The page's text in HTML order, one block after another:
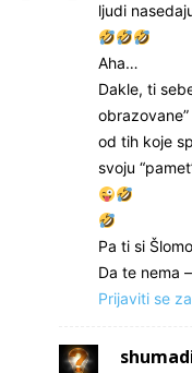
ljudi
Aha…
Dakle, ti
od tih koje
svoju
Pa ti si
Da te nema
Prijaviti se